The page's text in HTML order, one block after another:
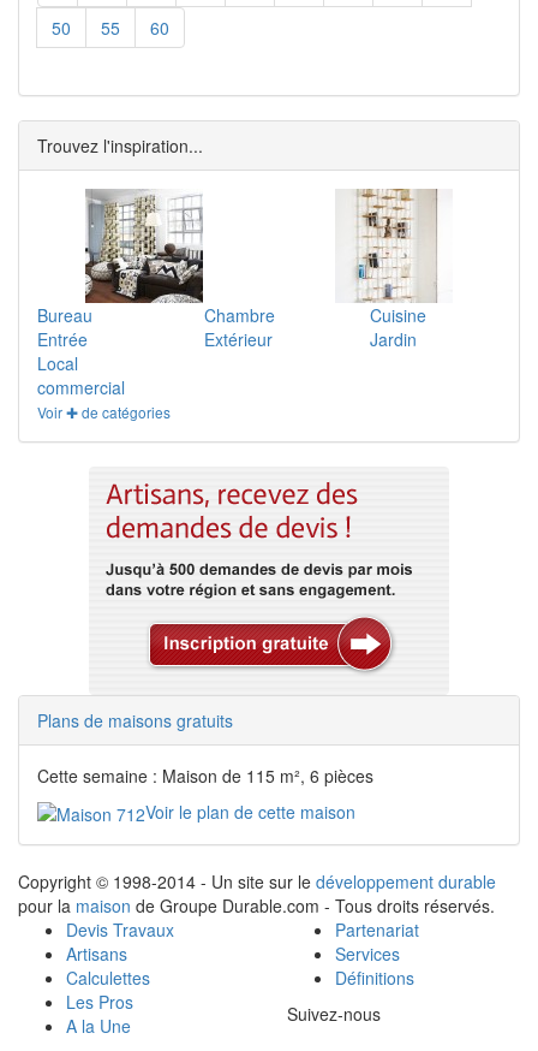
50
55 60
Trouvez l'inspiration...
Bureau Chambre
Cuisine
Entrée
Extérieur
Jardin
Local
commercial
Voir ✚ de catégories
Plans de maisons gratuits
Cette semaine : Maison de 115 m², 6 pièces
Voir le plan de cette maison
Copyright © 1998-2014 - Un site sur le développement durable
pour la maison de Groupe Durable.com - Tous droits réservés.
Devis Travaux
Artisans
Calculettes
Les Pros
A la Une
Partenariat
Services
Définitions
Suivez-nous